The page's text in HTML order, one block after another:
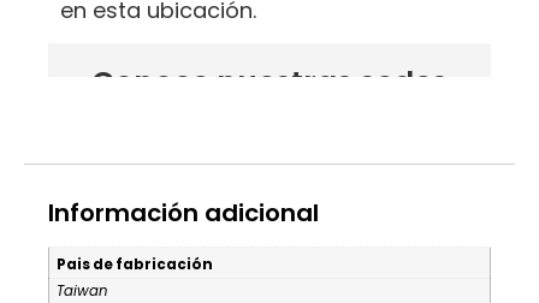
Información adicional
Pais de fabricación
Taiwan